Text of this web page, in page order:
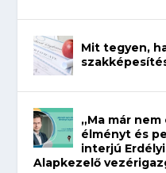
Mit tegyen,
„Ma már
élményt és
interjú
Alapkezelő